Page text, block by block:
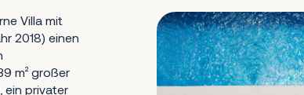
Villa mit
2018) einen
m² großer
ein privater